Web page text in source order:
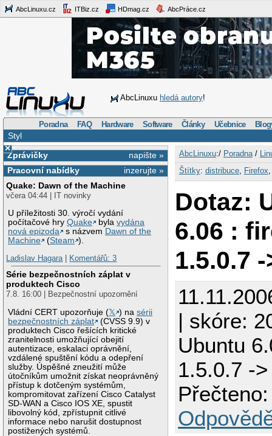
AbcLinuxu.cz ITBiz.cz HDmag.cz AbcPráce.cz
AbcLinuxu hledá autory!
Poradna FAQ Hardware Software Články Učebnice
Styl
×
napište »
Zprávičky
inzerujte »
Pracovní nabídky
Quake: Dawn of the Machine
včera 04:44 | IT novinky
U příležitosti 30. výročí vydání
počítačové hryQuake bylavydána
nová epizoda
s názvem Dawn of the
Machine
(Steam ).
Ladislav Hagara| Komentářů: 3
Série bezpečnostních záplat v
produktech Cisco
7.8. 16:00 | Bezpečnostní upozornění
Vládní CERT upozorňuje (𝕏 ) nasérii
bezpečnostních záplat
(CVSS 9.9) v
produktech Cisco řešících kritické
zranitelnosti umožňující obejití
autentizace, eskalaci oprávnění,
vzdálené spuštění kódu a odepření
služby. Úspěšné zneužití může
útočníkům umožnit získat neoprávněný
přístup k dotčeným systémům,
kompromitovat zařízení Cisco Catalyst
SD-WAN a Cisco IOS XE, spustit
libovolný kód, zpřístupnit citlivé
informace nebo narušit dostupnost
postižených systémů.
AbcLinuxu:/ Poradna/
Štítky: distribuce, Firefox
Dotaz:
6.06 :
1.5.0.7
| skóre:
Ubuntu
1.5.0.7 -